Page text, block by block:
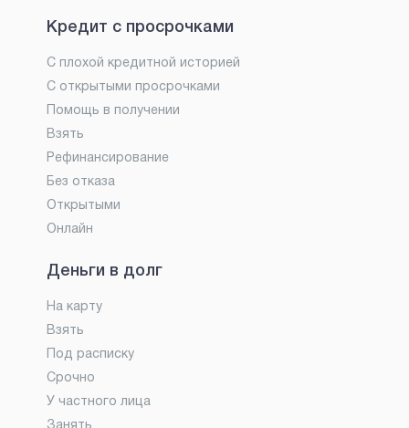
Кредит с просрочками
С плохой кредитной историей
С открытыми просрочками
Помощь в получении
Взять
Рефинансирование
Без отказа
Открытыми
Онлайн
Деньги в долг
На карту
Взять
Под расписку
Срочно
У частного лица